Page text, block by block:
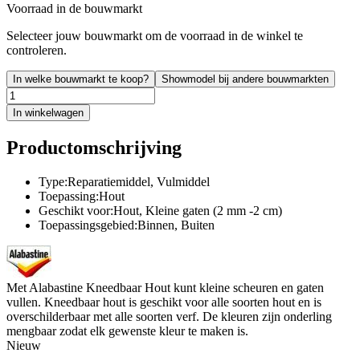
Voorraad in de bouwmarkt
Selecteer jouw bouwmarkt om de voorraad in de winkel te
controleren.
In welke bouwmarkt te koop? Showmodel bij andere bouwmarkten
In winkelwagen
Productomschrijving
Type:Reparatiemiddel, Vulmiddel
Toepassing:Hout
Geschikt voor:Hout, Kleine gaten (2 mm -2 cm)
Toepassingsgebied:Binnen, Buiten
Met Alabastine Kneedbaar Hout kunt kleine scheuren en gaten
vullen. Kneedbaar hout is geschikt voor alle soorten hout en is
overschilderbaar met alle soorten verf. De kleuren zijn onderling
mengbaar zodat elk gewenste kleur te maken is.
Nieuw